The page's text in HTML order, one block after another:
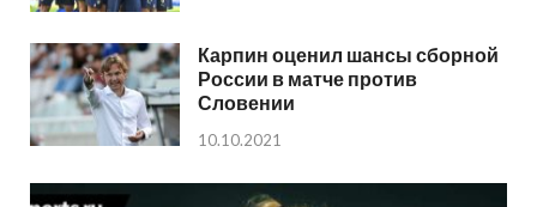
Карпин оценил шансы сборной
России в матче против
Словении
10.10.2021